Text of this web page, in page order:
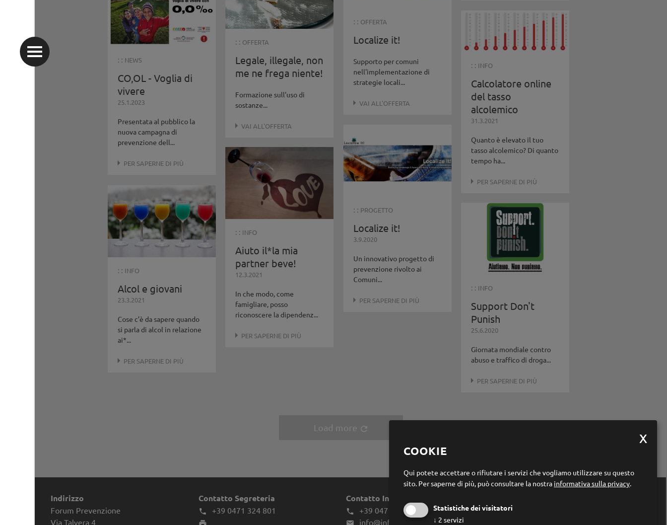
: : NEWS
CO,OL - Voglia di
vivere
25.1.2023
Presentata al pubblico la
nuova campagna di
prevenzione dell...
PER SAPERNE DI PIÙ
: : OFFERTA
Legale, illegale, non
me ne frega niente!
Formazione sull'uso di
sostanze...
VAI ALL'OFFERTA
: : OFFERTA
Localize it!
Supporto per comuni
nell'implementazione di
strategie locali...
VAI ALL'OFFERTA
: : INFO
Calcolatore online
del tasso
alcolemico
31.3.2021
Quanto è elevato il tuo
tasso alcolemico? Di quanto
tempo ha...
PER SAPERNE DI PIÙ
: : INFO
Alcol e giovani
23.3.2021
Cose c’è da sapere quando
si parla di alcol in relazione
ai*...
PER SAPERNE DI PIÙ
: : INFO
Aiuto il*la mia
partner beve!
12.3.2021
In che modo, come
famigliare, posso
riconoscere la dipendenz...
PER SAPERNE DI PIÙ
: : PROGETTO
Localize it!
3.9.2020
Un innovativo progetto di
prevenzione rivolto ai
Comuni...
PER SAPERNE DI PIÙ
: : INFO
Support Don't
Punish
25.6.2020
Giornata mondiale contro
abuso e traffico di droga...
PER SAPERNE DI PIÙ
Load more refresh
Indirizzo
Forum Prevenzione
Via Talvera 4
Contatto Segreteria
 +39 0471 324 801

Contatto Infes
 +39 0471 970039
 info@infes.it
Home
COOKIE
Qui potete accettare o rifiutare i servizi che vogliamo utilizzare su questo
sito. Per saperne di più, può consultare la nostra informativa sulla privacy.
Statistiche dei visitatori
↓ 2 servizi